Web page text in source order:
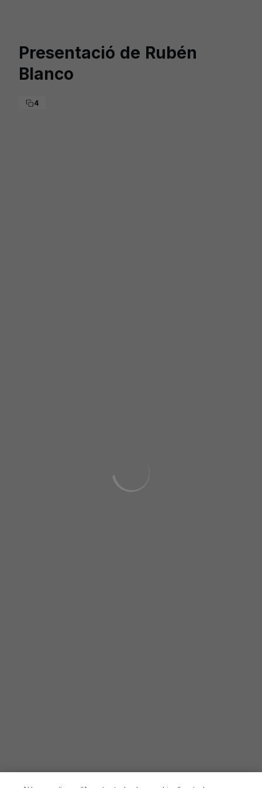
Presentació de Rubén
Blanco
4